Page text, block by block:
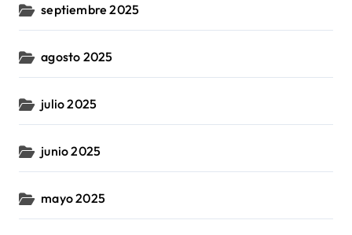
septiembre 2025
agosto 2025
julio 2025
junio 2025
mayo 2025